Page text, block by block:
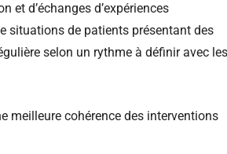
et d’échanges d’expériences
situations de patients présentant des
selon un rythme à définir avec les
meilleure cohérence des interventions